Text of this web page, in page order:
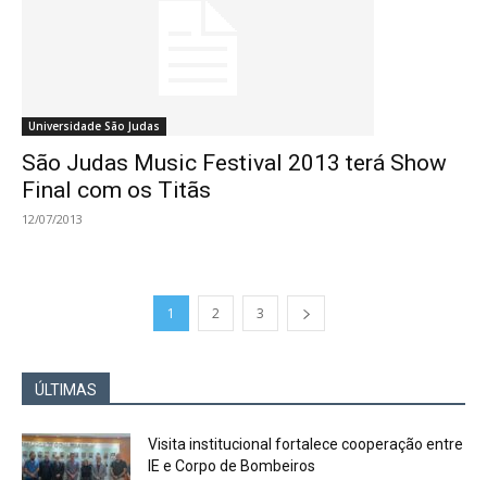
Universidade São Judas
São Judas Music Festival 2013 terá Show
Final com os Titãs
12/07/2013
1 2 3
ÚLTIMAS
Visita institucional fortalece cooperação entre
IE e Corpo de Bombeiros